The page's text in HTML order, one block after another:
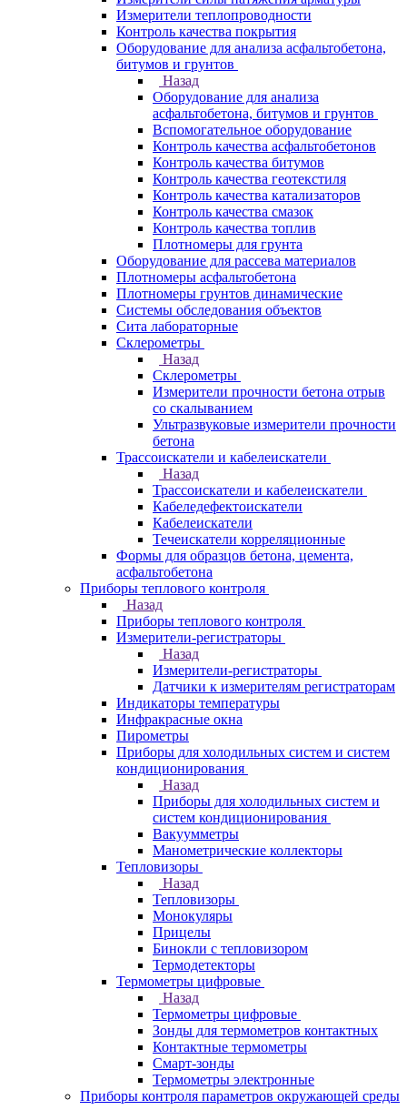
Измерители теплопроводности
Контроль качества покрытия
Оборудование для анализа асфальтобетона,
битумов и грунтов
Назад
Оборудование для анализа
асфальтобетона, битумов и грунтов
Вспомогательное оборудование
Контроль качества асфальтобетонов
Контроль качества битумов
Контроль качества геотекстиля
Контроль качества катализаторов
Контроль качества смазок
Контроль качества топлив
Плотномеры для грунта
Оборудование для рассева материалов
Плотномеры асфальтобетона
Плотномеры грунтов динамические
Системы обследования объектов
Сита лабораторные
Склерометры
Назад
Склерометры
Измерители прочности бетона отрыв
со скалыванием
Ультразвуковые измерители прочности
бетона
Трассоискатели и кабелеискатели
Назад
Трассоискатели и кабелеискатели
Кабеледефектоискатели
Кабелеискатели
Течеискатели корреляционные
Формы для образцов бетона, цемента,
асфальтобетона
Приборы теплового контроля
Назад
Приборы теплового контроля
Измерители-регистраторы
Назад
Измерители-регистраторы
Датчики к измерителям регистраторам
Индикаторы температуры
Инфракрасные окна
Пирометры
Приборы для холодильных систем и систем
кондиционирования
Назад
Приборы для холодильных систем и
систем кондиционирования
Вакуумметры
Манометрические коллекторы
Тепловизоры
Назад
Тепловизоры
Монокуляры
Прицелы
Бинокли с тепловизором
Термодетекторы
Термометры цифровые
Назад
Термометры цифровые
Зонды для термометров контактных
Контактные термометры
Смарт-зонды
Термометры электронные
Приборы контроля параметров окружающей среды